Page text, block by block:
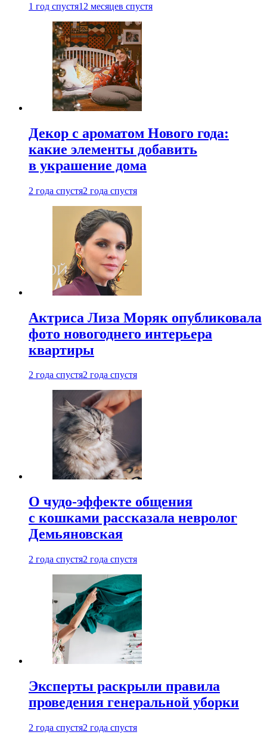
1 год спустя12 месяцев спустя
Декор с ароматом Нового года:
какие элементы добавить
в украшение дома
2 года спустя2 года спустя
Актриса Лиза Моряк опубликовала
фото новогоднего интерьера
квартиры
2 года спустя2 года спустя
О чудо-эффекте общения
с кошками рассказала невролог
Демьяновская
2 года спустя2 года спустя
Эксперты раскрыли правила
проведения генеральной уборки
2 года спустя2 года спустя